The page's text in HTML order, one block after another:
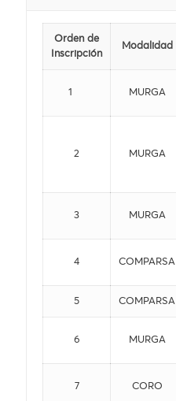
Orden de
Inscripción
Modalidad
1 MURGA
2 MURGA
3 MURGA
4 COMPARSA
5 COMPARSA
6 MURGA
7 CORO